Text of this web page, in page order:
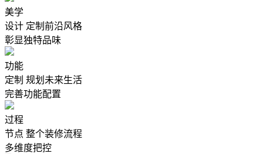
美学
设计 定制前沿风格
彰显独特品味
功能
定制 规划未来生活
完善功能配置
过程
节点 整个装修流程
多维度把控